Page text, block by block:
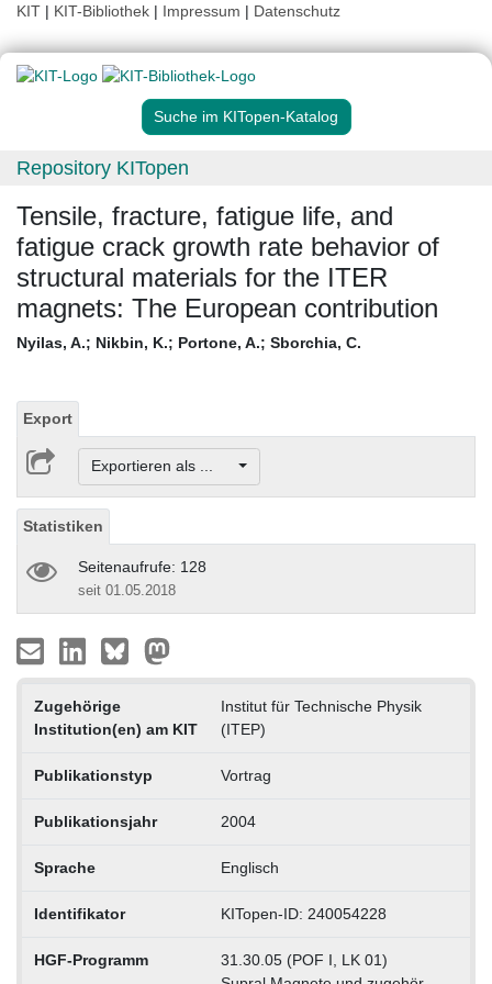
KIT | KIT-Bibliothek | Impressum | Datenschutz
Suche im KITopen-Katalog
Repository KITopen
Tensile, fracture, fatigue life, and
fatigue crack growth rate behavior of
structural materials for the ITER
magnets: The European contribution
Nyilas, A.; Nikbin, K.; Portone, A.; Sborchia, C.
Export
Exportieren als ...
Statistiken
Seitenaufrufe: 128
seit 01.05.2018
Zugehörige
Institution(en) am KIT
Institut für Technische Physik
(ITEP)
Publikationstyp Vortrag
Publikationsjahr 2004
Sprache Englisch
Identifikator KITopen-ID: 240054228
HGF-Programm
31.30.05 (POF I, LK 01)